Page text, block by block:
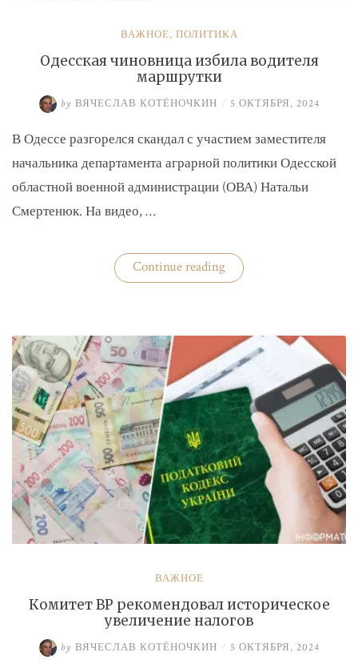
ВАЖНОЕ, ПОЛИТИКА
Одесская чиновница избила водителя
маршрутки
by ВЯЧЕСЛАВ КОТЁНОЧКИН / 5 ОКТЯБРЯ, 2024
В Одессе разгорелся скандал с участием заместителя
начальника департамента аграрной политики Одесской
областной военной администрации (ОВА) Натальи
Смертенюк. На видео, …
Continue reading«Одесская
чиновница
ВАЖНОЕ
Комитет ВР рекомендовал историческое
увеличение налогов
by ВЯЧЕСЛАВ КОТЁНОЧКИН / 5 ОКТЯБРЯ, 2024